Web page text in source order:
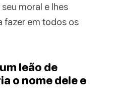
moral e lhes
fazer em todos os
leão de
o nome dele e